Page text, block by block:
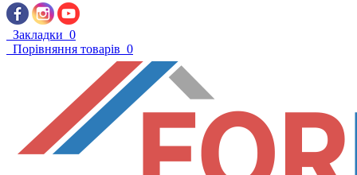
Закладки 0
Порівняння товарів 0